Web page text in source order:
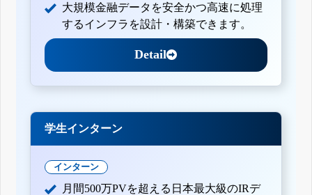
大規模金融データを安全かつ高速に処理
するインフラを設計・構築できます。
Detail
学生インターン
インターン
月間500万PVを超える日本最大級のIRデ